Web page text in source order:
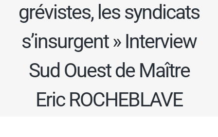
grévistes, les syndicats
s’insurgent » Interview
Sud Ouest de Maître
Eric ROCHEBLAVE